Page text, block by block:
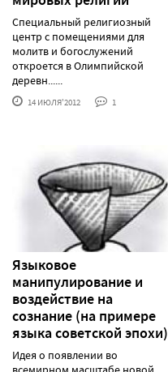
Специальный религиозный
центр с помещениями для
молитв и богослужений
откроется в Олимпийской
деревн......
14 ИЮЛЯ'2012 1
Языковое
манипулирование и
воздействие на
сознание (на примере
языка советской эпохи)
Идея о появлении во